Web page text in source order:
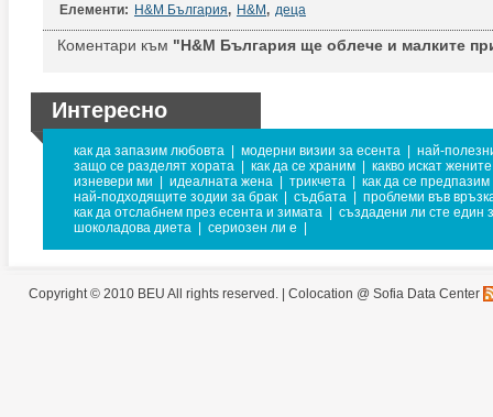
Елементи: H&M България, H&M, деца
Коментари към "H&M България ще облече и малките
Интересно
как да запазим любовта модерни визии за есента
най-
защо се разделят хората
как да се храним
какво искат жените
изневери ми
идеалната жена трикчета
как да се предпазим
най-подходящите зодии за брак
съдбата
проблеми във
как да отслабнем през есента и зимата
създадени ли сте един
шоколадова диета
сериозен ли е
Copyright © 2010 BEU All rights reserved. | Colocation @ Sofia Data Center